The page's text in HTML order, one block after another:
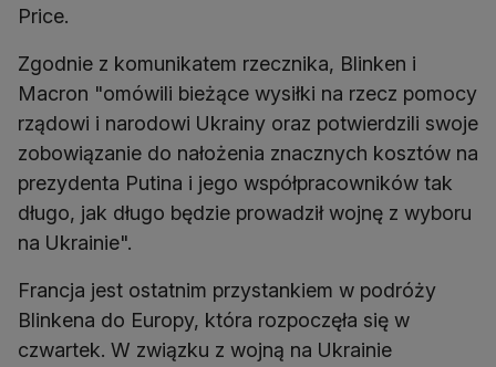
Price.
Zgodnie z komunikatem rzecznika, Blinken i
Macron "omówili bieżące wysiłki na rzecz pomocy
rządowi i narodowi Ukrainy oraz potwierdzili swoje
zobowiązanie do nałożenia znacznych kosztów na
prezydenta Putina i jego współpracowników tak
długo, jak długo będzie prowadził wojnę z wyboru
na Ukrainie".
Francja jest ostatnim przystankiem w podróży
Blinkena do Europy, która rozpoczęła się w
czwartek. W związku z wojną na Ukrainie